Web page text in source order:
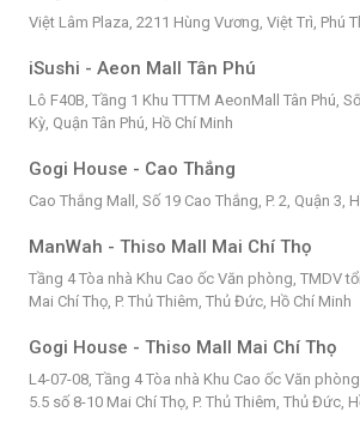
Việt Lâm Plaza, 2211 Hùng Vương, Việt Trì, Phú
iSushi - Aeon Mall Tân Phú
Lô F40B, Tầng 1 Khu TTTM AeonMall Tân Phú,
Kỳ, Quận Tân Phú, Hồ Chí Minh
Gogi House - Cao Thắng
Cao Thắng Mall, Số 19 Cao Thắng, P. 2, Quận 3,
ManWah - Thiso Mall Mai Chí Thọ
Tầng 4 Tòa nhà Khu Cao ốc Văn phòng, TMDV
Mai Chí Thọ, P. Thủ Thiêm, Thủ Đức, Hồ Chí Minh
Gogi House - Thiso Mall Mai Chí Thọ
L4-07-08, Tầng 4 Tòa nhà Khu Cao ốc Văn
5.5 số 8-10 Mai Chí Thọ, P. Thủ Thiêm, Thủ Đức,